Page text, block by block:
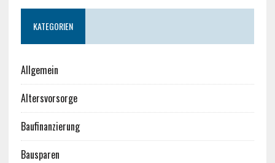
KATEGORIEN
Allgemein
Altersvorsorge
Baufinanzierung
Bausparen